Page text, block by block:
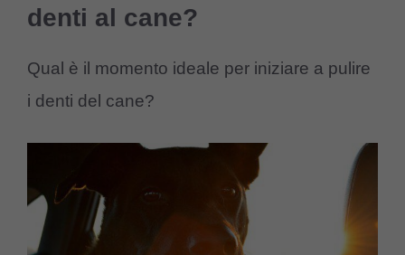
denti al cane?
Qual è il momento ideale per iniziare a pulire
i denti del cane?